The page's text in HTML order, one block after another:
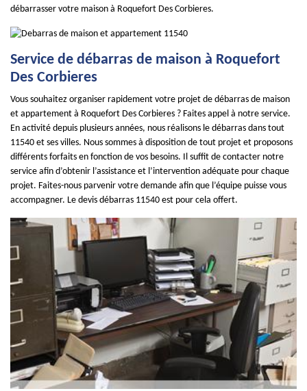
débarrasser votre maison à Roquefort Des Corbieres.
Service de débarras de maison à Roquefort
Des Corbieres
Vous souhaitez organiser rapidement votre projet de débarras de maison
et appartement à Roquefort Des Corbieres ? Faites appel à notre service.
En activité depuis plusieurs années, nous réalisons le débarras dans tout
11540 et ses villes. Nous sommes à disposition de tout projet et proposons
différents forfaits en fonction de vos besoins. Il suffit de contacter notre
service afin d’obtenir l’assistance et l’intervention adéquate pour chaque
projet. Faites-nous parvenir votre demande afin que l’équipe puisse vous
accompagner. Le devis débarras 11540 est pour cela offert.